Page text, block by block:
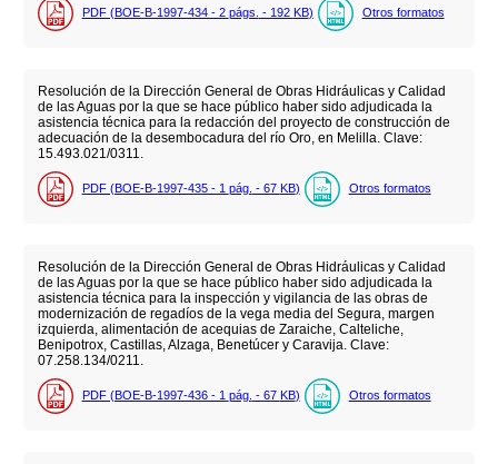
PDF (BOE-B-1997-434 - 2 págs. - 192 KB) Otros formatos
Resolución de la Dirección General de Obras Hidráulicas y Calidad
de las Aguas por la que se hace público haber sido adjudicada la
asistencia técnica para la redacción del proyecto de construcción de
adecuación de la desembocadura del río Oro, en Melilla. Clave:
15.493.021/0311.
PDF (BOE-B-1997-435 - 1 pág. - 67 KB) Otros formatos
Resolución de la Dirección General de Obras Hidráulicas y Calidad
de las Aguas por la que se hace público haber sido adjudicada la
asistencia técnica para la inspección y vigilancia de las obras de
modernización de regadíos de la vega media del Segura, margen
izquierda, alimentación de acequias de Zaraiche, Calteliche,
Benipotrox, Castillas, Alzaga, Benetúcer y Caravija. Clave:
07.258.134/0211.
PDF (BOE-B-1997-436 - 1 pág. - 67 KB) Otros formatos